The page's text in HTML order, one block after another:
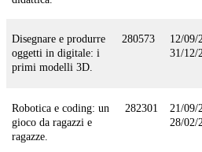
Disegnare e produrre
oggetti in digitale: i
primi modelli 3D.
280573
12/09/
31/12/
Robotica e coding: un
gioco da ragazzi e
ragazze.
282301
21/09/
28/02/